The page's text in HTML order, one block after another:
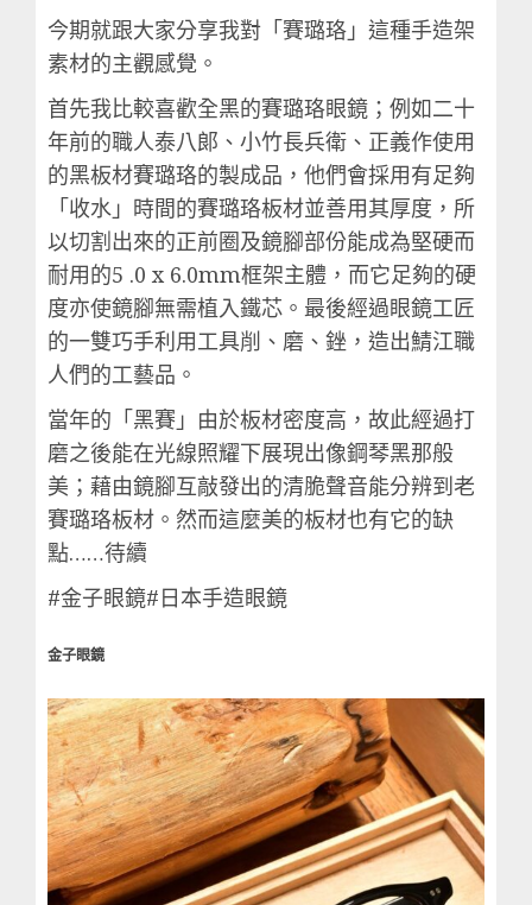
今期就跟大家分享我對「賽璐珞」這種手造架
素材的主觀感覺。
首先我比較喜歡全黑的賽璐珞眼鏡；例如二十
年前的職人泰八郞、小竹長兵衛、正義作使用
的黑板材賽璐珞的製成品，他們會採用有足夠
「收水」時間的賽璐珞板材並善用其厚度，所
以切割出來的正前圈及鏡腳部份能成為堅硬而
耐用的5 .0 x 6.0mm框架主體，而它足夠的硬
度亦使鏡腳無需植入鐵芯。最後經過眼鏡工匠
的一雙巧手利用工具削、磨、銼，造出鯖江職
人們的工藝品。
當年的「黑賽」由於板材密度高，故此經過打
磨之後能在光線照耀下展現出像鋼琴黑那般
美；藉由鏡腳互敲發出的清脆聲音能分辨到老
賽璐珞板材。然而這麼美的板材也有它的缺
點……待續
#金子眼鏡#日本手造眼鏡
金子眼鏡